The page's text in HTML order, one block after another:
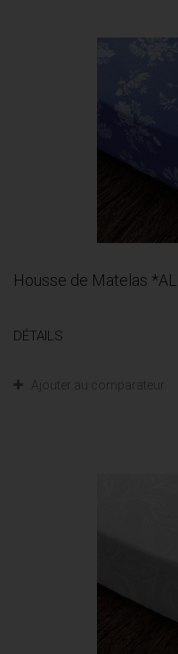
Housse de Matelas
DÉTAILS
Ajouter au comparateur